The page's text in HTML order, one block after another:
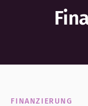
FINANZIERUNG